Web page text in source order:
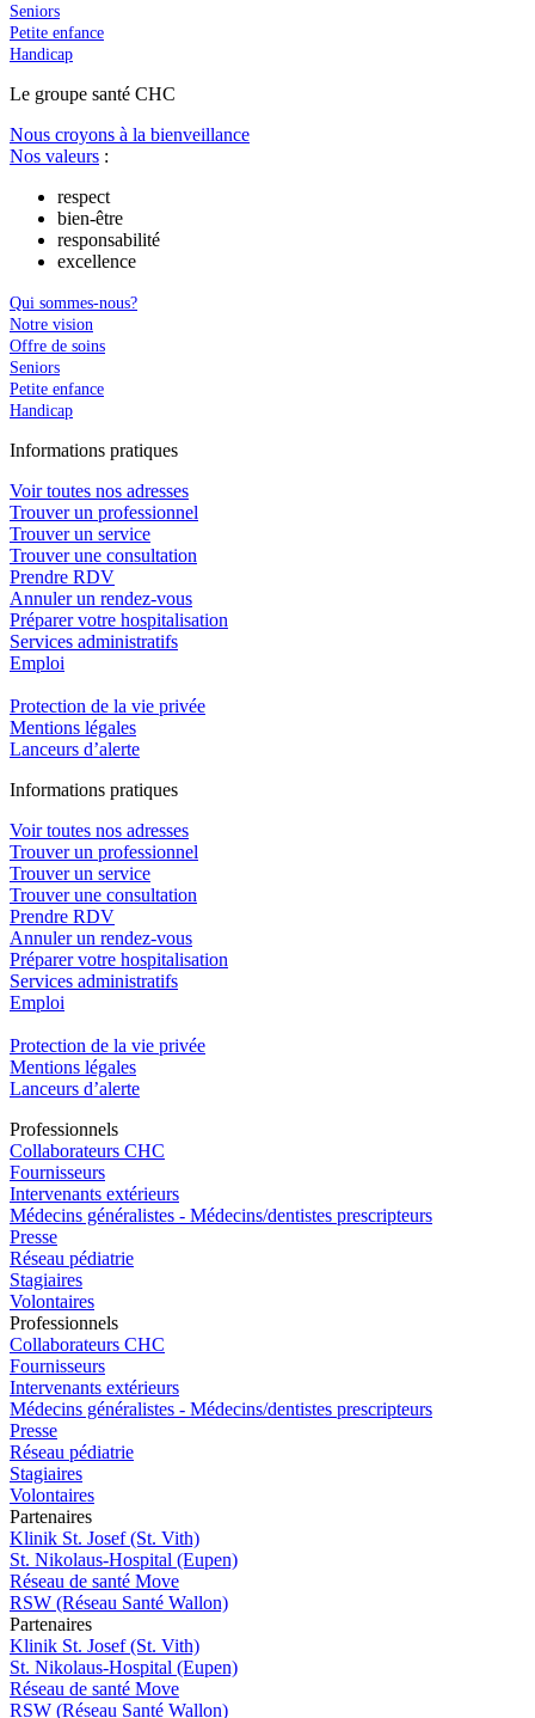
Seniors
Petite enfance
Handicap
Le groupe santé CHC
Nous croyons à la bienveillance
Nos valeurs :
respect
bien-être
responsabilité
excellence
Qui sommes-nous?
Notre vision
Offre de soins
Seniors
Petite enfance
Handicap
Informations pratiques
Voir toutes nos adresses
Trouver un professionnel
Trouver un service
Trouver une consultation
Prendre RDV
Annuler un rendez-vous
Préparer votre hospitalisation
Services administratifs
Emploi​
Protection de la vie privée
Mentions légales
Lanceurs d’alerte
Informations pratiques
Voir toutes nos adresses
Trouver un professionnel
Trouver un service
Trouver une consultation
Prendre RDV
Annuler un rendez-vous
Préparer votre hospitalisation
Services administratifs
Emploi​
Protection de la vie privée
Mentions légales
Lanceurs d’alerte
Professionnels
Collaborateurs CHC
Fournisseurs
Intervenants extérieurs
Médecins généralistes - Médecins/dentistes prescripteurs
Presse
Réseau pédiatrie
Stagiaires
Volontaires
Professionnels
Collaborateurs CHC
Fournisseurs
Intervenants extérieurs
Médecins généralistes - Médecins/dentistes prescripteurs
Presse
Réseau pédiatrie
Stagiaires
Volontaires
Partenaires
Klinik St. Josef (St. Vith)
St. Nikolaus-Hospital (Eupen)
Réseau de santé Move
RSW (Réseau Santé Wallon)
Partenaires
Klinik St. Josef (St. Vith)
St. Nikolaus-Hospital (Eupen)
Réseau de santé Move
RSW (Réseau Santé Wallon)